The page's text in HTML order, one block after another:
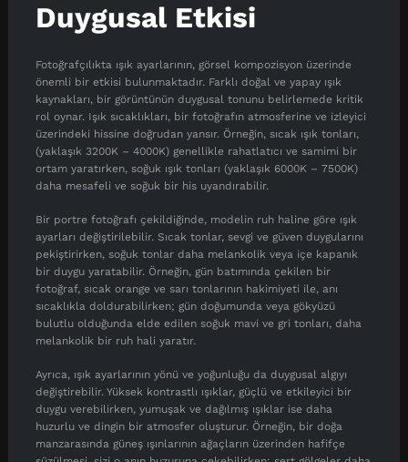
Duygusal Etkisi
Fotoğrafçılıkta ışık ayarlarının, görsel kompozisyon üzerinde
önemli bir etkisi bulunmaktadır. Farklı doğal ve yapay ışık
kaynakları, bir görüntünün duygusal tonunu belirlemede kritik
rol oynar. Işık sıcaklıkları, bir fotoğrafın atmosferine ve izleyici
üzerindeki hissine doğrudan yansır. Örneğin, sıcak ışık tonları,
(yaklaşık 3200K – 4000K) genellikle rahatlatıcı ve samimi bir
ortam yaratırken, soğuk ışık tonları (yaklaşık 6000K – 7500K)
daha mesafeli ve soğuk bir his uyandırabilir.
Bir portre fotoğrafı çekildiğinde, modelin ruh haline göre ışık
ayarları değiştirilebilir. Sıcak tonlar, sevgi ve güven duygularını
pekiştirirken, soğuk tonlar daha melankolik veya içe kapanık
bir duygu yaratabilir. Örneğin, gün batımında çekilen bir
fotoğraf, sıcak orange ve sarı tonlarının hakimiyeti ile, anı
sıcaklıkla doldurabilirken; gün doğumunda veya gökyüzü
bulutlu olduğunda elde edilen soğuk mavi ve gri tonları, daha
melankolik bir ruh hali yaratır.
Ayrıca, ışık ayarlarının yönü ve yoğunluğu da duygusal algıyı
değiştirebilir. Yüksek kontrastlı ışıklar, güçlü ve etkileyici bir
duygu verebilirken, yumuşak ve dağılmış ışıklar ise daha
huzurlu ve dingin bir atmosfer oluşturur. Örneğin, bir doğa
manzarasında güneş ışınlarının ağaçların üzerinden hafifçe